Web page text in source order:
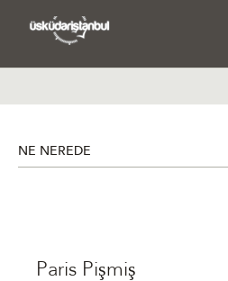
NE NEREDE
Paris Pişmiş